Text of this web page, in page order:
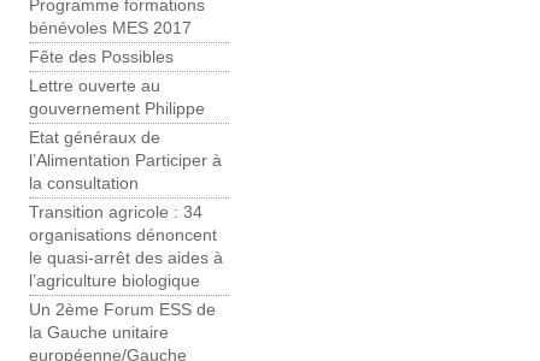
Programme formations
bénévoles MES 2017
Fête des Possibles
Lettre ouverte au
gouvernement Philippe
Etat généraux de
l’Alimentation Participer à
la consultation
Transition agricole : 34
organisations dénoncent
le quasi-arrêt des aides à
l’agriculture biologique
Un 2ème Forum ESS de
la Gauche unitaire
européenne/Gauche